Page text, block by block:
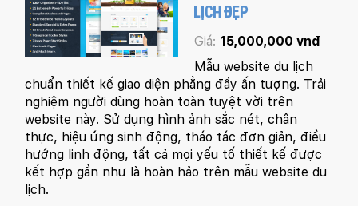
LỊCH ĐẸP
Giá: 15,000,000 vnđ
Mẫu website du lịch
chuẩn thiết kế giao diện phẳng đầy ấn tượng. Trải
nghiệm người dùng hoàn toàn tuyệt vời trên
website này. Sử dụng hình ảnh sắc nét, chân
thực, hiệu ứng sinh động, tháo tác đơn giản, điều
hướng linh động, tất cả mọi yếu tố thiết kế được
kết hợp gần như là hoàn hảo trên mẫu website du
lịch.